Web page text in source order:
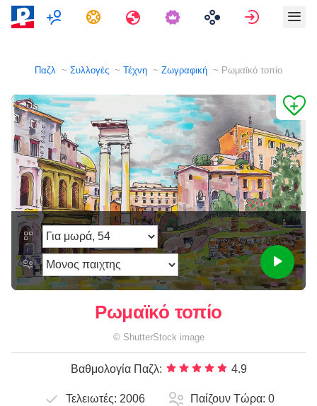
Πολλαπλών παικτών
Εργασίες Ταξίδια Κάνε
Παζλ Συλλογές Τέχνη Ζωγραφική Ρωμαϊκό τοπίο
Ρωμαϊκό τοπίο
© ShutterStock image
Βαθμολογία Παζλ: 4.9
Τελειωτές: 2006 Παίζουν Τώρα: 0